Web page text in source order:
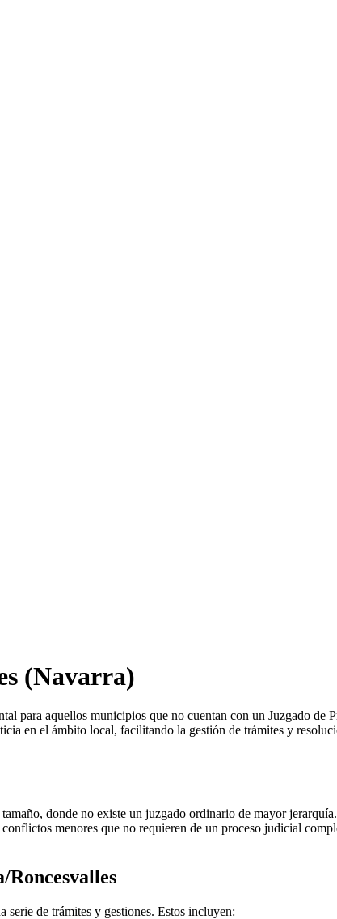
(Navarra)
para aquellos municipios que no cuentan con un Juzgado de
en el ámbito local, facilitando la gestión de trámites y
donde no existe un juzgado ordinario de mayor
menores que no requieren de un proceso judicial
Roncesvalles
serie de trámites y gestiones. Estos incluyen: